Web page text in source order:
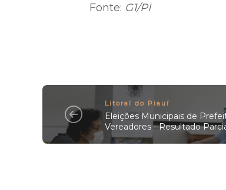
Fonte: G1/PI
Litoral do Piauí
Eleições Municipais de
Vereadores - Resultado